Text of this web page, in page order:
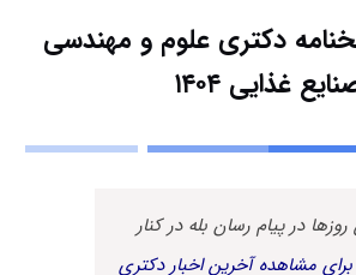
دکتری علوم و مهندسی
غذایی ۱۴۰۴
روزها در پیام رسان بله در کنار
برای مشاهده آخرین اخبار دکتری